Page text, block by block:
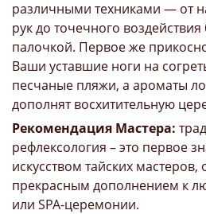
различными техниками — от
рук до точечного
палочкой. Первое же
Ваши уставшие ноги на
песчаные пляжи, а ароматы
дополнят восхитительную
Рекомендация Мастера:
рефлексология – это первое
искусством тайских
прекрасным дополнением к
или SPA-церемонии.